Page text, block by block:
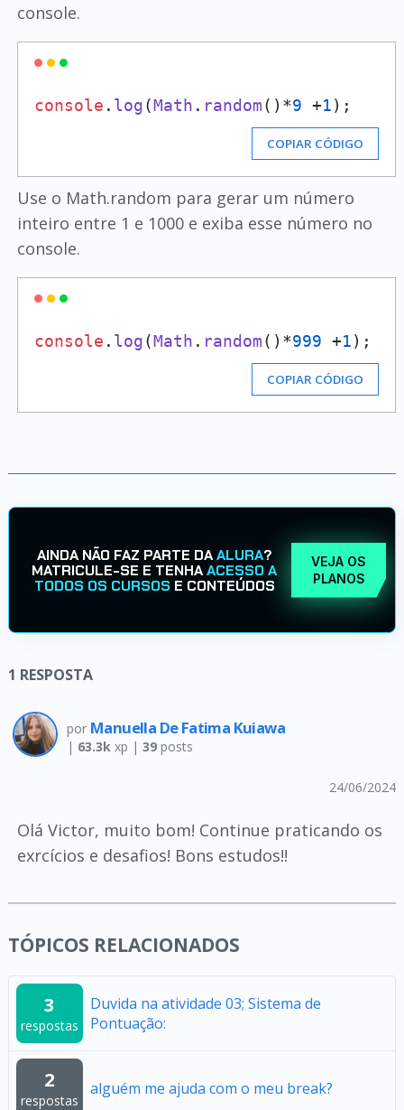
console.
console . log(Math . random()*9 +1
COPIAR CÓDIGO
Use o Math.random para gerar um número
inteiro entre 1 e 1000 e exiba esse número no
console.
console . log(Math . random()*999 +1
COPIAR CÓDIGO
AINDA NÃO FAZ PARTE DAALURA?
MATRICULE-SE E TENHAACESSO A
TODOS OS CURSOS E CONTEÚDOS
VEJA OS
PLANOS
1 RESPOSTA
por Manuella De Fatima Kuiawa
| 63.3kxp | 39posts
24/06/2024
Olá Victor, muito bom! Continue praticando os
exrcícios e desafios! Bons estudos!!
TÓPICOS RELACIONADOS
3
respostas
Duvida na atividade 03; Sistema de
Pontuação:
2
respostas
alguém me ajuda com o meu break?